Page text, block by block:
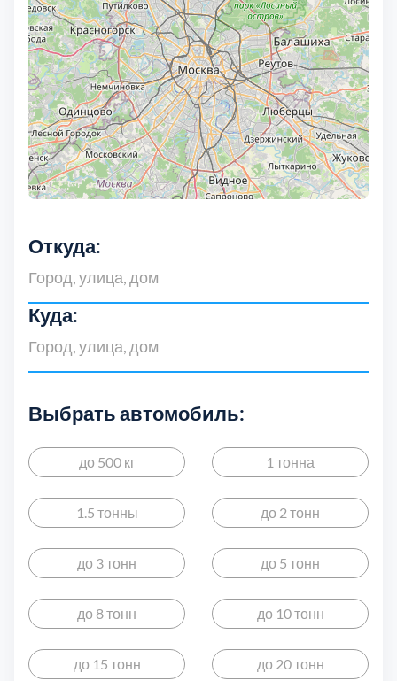
Откуда:
Куда:
Выбрать автомобиль:
до 500 кг 1 тонна
1.5 тонны до 2 тонн
до 3 тонн до 5 тонн
до 8 тонн до 10 тонн
до 15 тонн до 20 тонн
Выберите
Балашиха 5 Богородский
Волоколамский 3